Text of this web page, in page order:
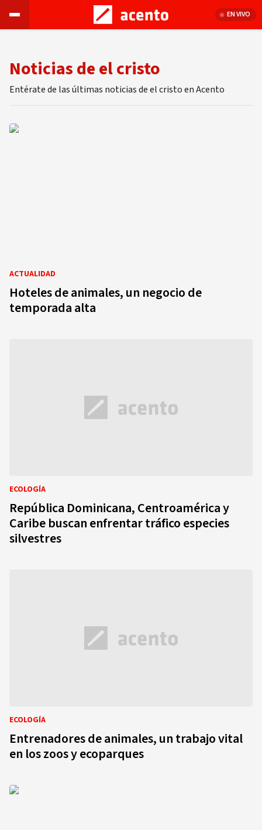
EN VIVO
Noticias de el cristo
Entérate de las últimas noticias de el cristo en Acento
ACTUALIDAD
Hoteles de animales, un negocio de
temporada alta
ECOLOGÍA
República Dominicana, Centroamérica y
Caribe buscan enfrentar tráfico especies
silvestres
ECOLOGÍA
Entrenadores de animales, un trabajo vital
en los zoos y ecoparques